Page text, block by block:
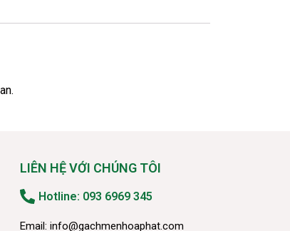
LIÊN HỆ VỚI CHÚNG TÔI
Hotline: 093 6969 345
Email: info@gachmenhoaphat.com